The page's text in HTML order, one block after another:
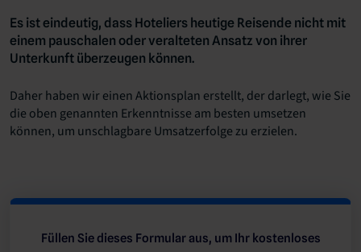
Es ist eindeutig, dass Hoteliers heutige Reisende nicht mit
einem pauschalen oder veralteten Ansatz von ihrer
Unterkunft überzeugen können.
Daher haben wir einen Aktionsplan erstellt, der darlegt, wie Sie
die oben genannten Erkenntnisse am besten umsetzen
können, um unschlagbare Umsatzerfolge zu erzielen.
Füllen Sie dieses Formular aus, um Ihr kostenloses